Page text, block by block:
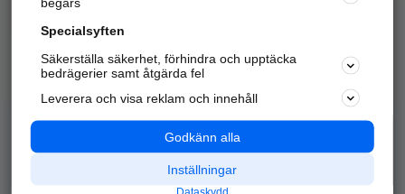
Alla kategorier
Populära sökningar
API & Kartor
Annonsera
Integritet
Nödnummer
Specialsyften
Säkerställa säkerhet, förhindra och upptäcka
bedrägerier samt åtgärda fel
Leverera och visa reklam och innehåll
Godkänn alla
Inställningar
Dataskydd